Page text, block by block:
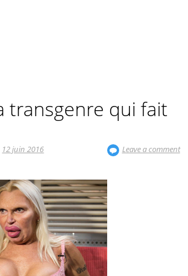
transgenre qui fait
12 juin 2016 Leave a comment